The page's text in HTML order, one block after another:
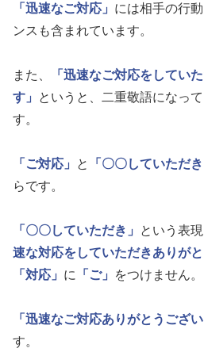
「迅速なご対応」 には相手の行
ンスも含まれています。
また、
「迅速なご対応をしてい
す」
というと、二重敬語になっ
す。
「ご対応」 と 「〇〇していただき
らです。
「〇〇していただき」 という表
速な対応をしていただきありがと
「対応」 に 「ご」 をつけません。
「迅速なご対応ありがとうござい
す。